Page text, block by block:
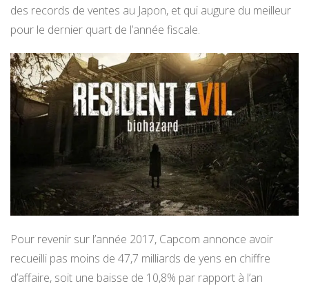
des records de ventes au Japon, et qui augure du meilleur
pour le dernier quart de l’année fiscale.
Pour revenir sur l’année 2017, Capcom annonce avoir
recueilli pas moins de 47,7 milliards de yens en chiffre
d’affaire, soit une baisse de 10,8% par rapport à l’an